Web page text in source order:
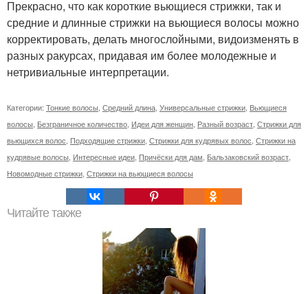
Прекрасно, что как короткие вьющиеся стрижки, так и
средние и длинные стрижки на вьющиеся волосы можно
корректировать, делать многослойными, видоизменять в
разных ракурсах, придавая им более молодежные и
нетривиальные интерпретации.
Категории: Тонкие волосы Средний длина Универсальные стрижки Вьющиеся
волосы Безграничное количество Идеи для женщин Разный возраст Стрижки для
вьющихся волос Подходящие стрижки Стрижки для кудрявых волос Стрижки на
кудрявые волосы Интересные идеи Причёски для дам Бальзаковский возраст
Новомодные стрижки Стрижки на вьющиеся волосы
Читайте также